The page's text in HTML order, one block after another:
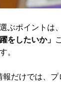
ぶポイントは、
をしたいか」
。
報だけでは、